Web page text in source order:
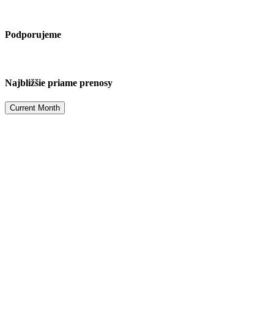
Podporujeme
Najbližšie priame prenosy
Current Month